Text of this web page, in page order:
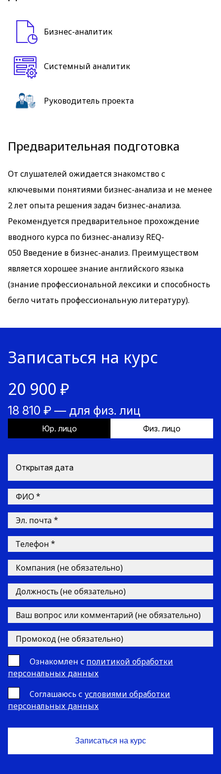
Бизнес-аналитик
Системный аналитик
Руководитель проекта
Предварительная подготовка
От слушателей ожидается знакомство с
ключевыми понятиями бизнес-анализа и не менее
2 лет опыта решения задач бизнес-анализа.
Рекомендуется предварительное прохождение
вводного курса по бизнес-анализу REQ-
050 Введение в бизнес-анализ. Преимуществом
является хорошее знание английского языка
(знание профессиональной лексики и способность
бегло читать профессиональную литературу).
Записаться на курс
20 900 ₽
18 810 ₽ — для физ. лиц
Юр. лицо Физ. лицо
Открытая дата
Ознакомлен с политикой обработки
персональных данных
Cоглашаюсь с условиями обработки
персональных данных